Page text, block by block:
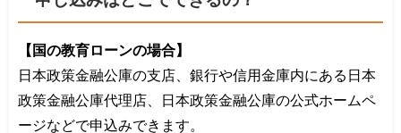
【国の教育ローンの場合】
日本政策金融公庫の支店、銀行や信用金庫内にある日本
政策金融公庫代理店、日本政策金融公庫の公式ホームペ
ージなどで申込みできます。